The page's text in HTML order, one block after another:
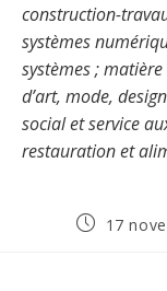
construction-
systèmes
systèmes ;
d’art, mode,
social et service
restauration et
Publication
17